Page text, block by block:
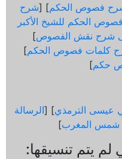
فصوص الحكم] [شرح
الحكم للشيخ الأكبر
شرح نقش الفصوص]
كلمات فصوص الحكم]
حكم]
عيسى الترمذي] [الرسالة
شمس المغرب]
يتم تنسيقها: